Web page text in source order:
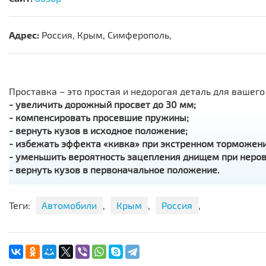
Адрес: Россия, Крым, Симферополь,
Проставка – это простая и недорогая деталь для
- увеличить дорожный просвет до 30 мм;
- компенсировать просевшие пружины;
- вернуть кузов в исходное положение;
- избежать эффекта «кивка» при экстренном
- уменьшить вероятность зацепления днищем при
- вернуть кузов в первоначальное положение.
автомобиля. Задние, передние – у нас в наличии
входят комплект проставок из двух штук и
вам выбранный товар в короткие сроки «Почтой
Теги: Автомобили , Крым , Россия ,